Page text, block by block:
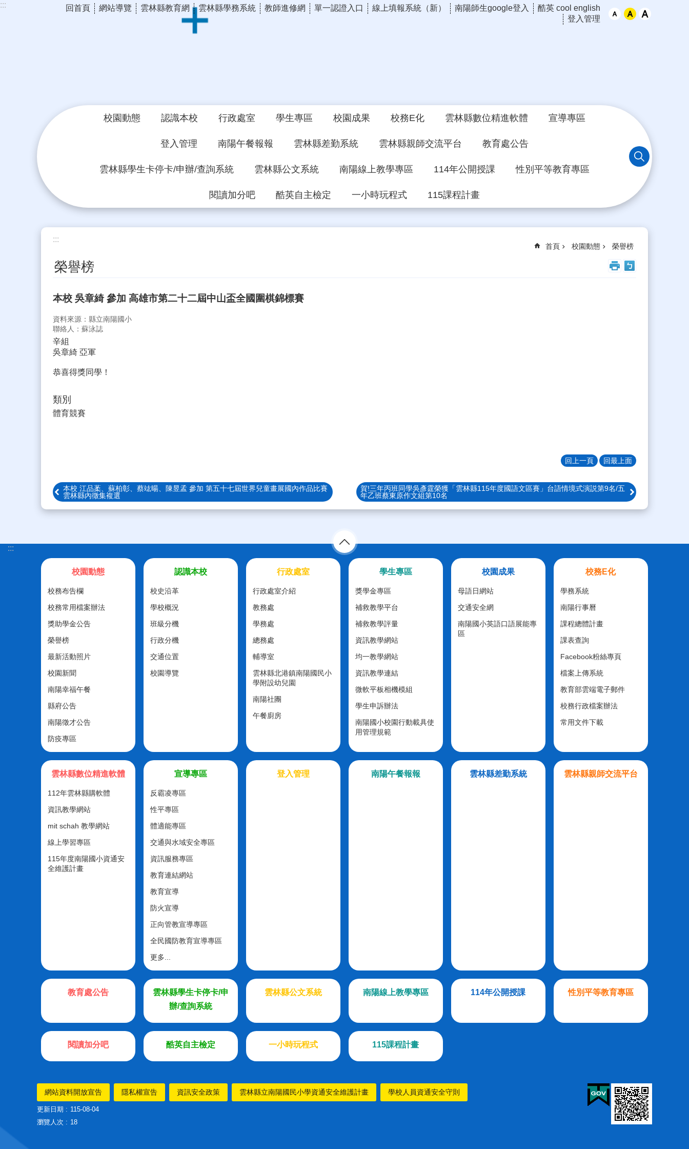
跳到主要內容區塊
::: 回首頁 網站導覽 雲林縣教育網 雲林縣學務系統 教師進修網 單一認證入口 線上填報系統（新） 南陽師生google登入
酷英 cool english
登入管理
校園動態 認識本校 行政處室 學生專區 校園成果 校務E化 雲林縣數位精進軟體 宣導專區
登入管理 南陽午餐報報 雲林縣差勤系統 雲林縣親師交流平台 教育處公告
雲林縣學生卡停卡/申辦/查詢系統 雲林縣公文系統 南陽線上教學專區 114年公開授課 性別平等教育專區
閱讀加分吧 酷英自主檢定 一小時玩程式 115課程計畫
:::
首頁 校園動態 榮譽榜
榮譽榜
本校 吳章綺 參加 高雄市第二十二屆中山盃全國圍棋錦標賽
資料來源：縣立南陽國小
聯絡人：蘇泳誌
辛組
吳章綺 亞軍
恭喜得獎同學！
類別
體育競賽
回上一頁 回最上面
本校 江品葇、蘇柏彰、蔡竑暘、陳昱孟 參加 第五十七屆世界兒童畫展國內作品比賽
雲林縣內徵集複選
賀!三年丙班同學吳彥霆榮獲「雲林縣115年度國語文區賽」台語情境式演説第9名/五
年乙班蔡東原作文組第10名
:::
校園動態
校務布告欄
校務常用檔案辦法
獎助學金公告
榮譽榜
最新活動照片
校園新聞
南陽幸福午餐
縣府公告
南陽徵才公告
防疫專區
認識本校
校史沿革
學校概況
班級分機
行政分機
交通位置
校園導覽
行政處室
行政處室介紹
教務處
學務處
總務處
輔導室
雲林縣北港鎮南陽國民小
學附設幼兒園
南陽社團
午餐廚房
學生專區
獎學金專區
補救教學平台
補救教學評量
資訊教學網站
均一教學網站
資訊教學連結
微軟平板相機模組
學生申訴辦法
南陽國小校園行動載具使
用管理規範
校園成果
母語日網站
交通安全網
南陽國小英語口語展能專
區
校務E化
學務系統
南陽行事曆
課程總體計畫
課表查詢
Facebook粉絲專頁
檔案上傳系統
教育部雲端電子郵件
校務行政檔案辦法
常用文件下載
雲林縣數位精進軟體
112年雲林縣購軟體
資訊教學網站
mit schah 教學網站
線上學習專區
115年度南陽國小資通安
全維護計畫
宣導專區
反霸凌專區
性平專區
體適能專區
交通與水域安全專區
資訊服務專區
教育連結網站
教育宣導
防火宣導
正向管教宣導專區
全民國防教育宣導專區
更多...
登入管理 南陽午餐報報 雲林縣差勤系統 雲林縣親師交流平台
教育處公告
雲林縣學生卡停卡/申
辦/查詢系統
雲林縣公文系統 南陽線上教學專區 114年公開授課 性別平等教育專區
閱讀加分吧 酷英自主檢定 一小時玩程式 115課程計畫
網站資料開放宣告 隱私權宣告 資訊安全政策 雲林縣立南陽國民小學資通安全維護計畫 學校人員資通安全守則
更新日期
115-08-04
瀏覽人次
18